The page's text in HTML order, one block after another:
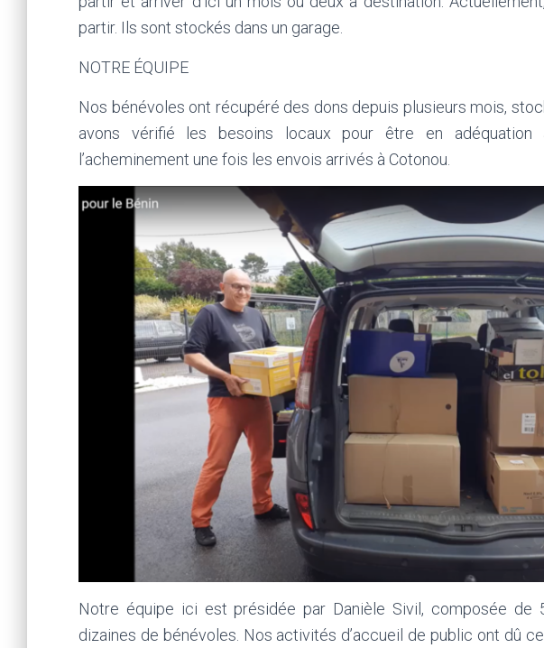
partir. Ils sont stockés dans un garage.
NOTRE ÉQUIPE
Nos bénévoles ont récupéré des dons depuis plusieurs mois,
avons vérifié les besoins locaux pour être en adéquation
l’acheminement une fois les envois arrivés à Cotonou.
Notre équipe ici est présidée par Danièle Sivil, composée de
dizaines de bénévoles. Nos activités d’accueil de public ont dû